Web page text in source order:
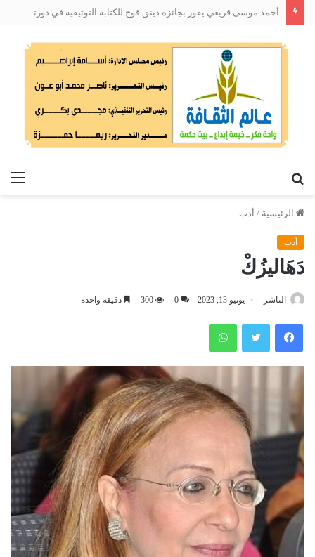
أحمد موسى قريعي يفوز بجائزة دينق قوج للكتابة التوثيقية في دورتها الأولى
الرئيسية / أدب
أدب
دَهَاليزُكْ
الناشر يونيو 13, 2023 0
300 دقيقة واحدة
فيسبوك تويتر واتساب